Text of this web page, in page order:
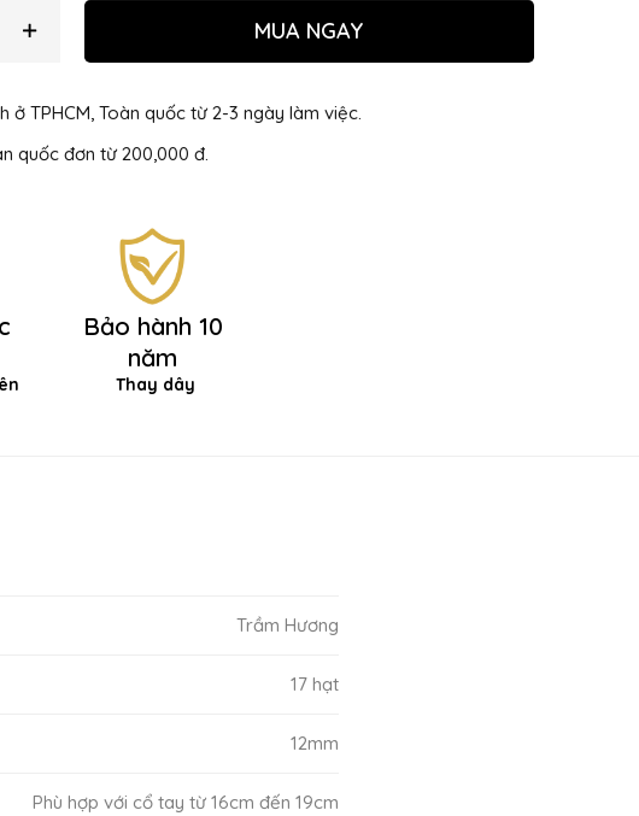
MUA NGAY
ở TPHCM, Toàn quốc từ 2-3 ngày làm việc.
quốc đơn từ 200,000 đ.
Bảo hành 10
năm
Thay dây
Trầm Hương
17 hạt
12mm
Phù hợp với cổ tay từ 16cm đến 19cm